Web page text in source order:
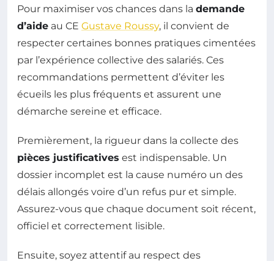
Pour maximiser vos chances dans la demande
d’aide au CE Gustave Roussy, il convient de
respecter certaines bonnes pratiques cimentées
par l’expérience collective des salariés. Ces
recommandations permettent d’éviter les
écueils les plus fréquents et assurent une
démarche sereine et efficace.
Premièrement, la rigueur dans la collecte des
pièces justificatives est indispensable. Un
dossier incomplet est la cause numéro un des
délais allongés voire d’un refus pur et simple.
Assurez-vous que chaque document soit récent,
officiel et correctement lisible.
Ensuite, soyez attentif au respect des